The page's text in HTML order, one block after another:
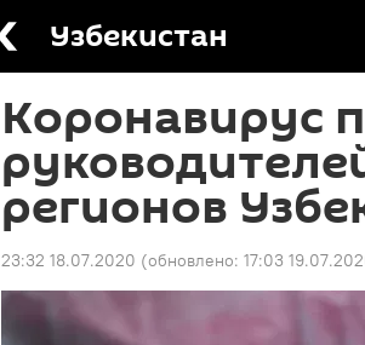
Узбекистан
Коронавирус
регионов
23:32 18.07.2020 (обновлено: 17:03